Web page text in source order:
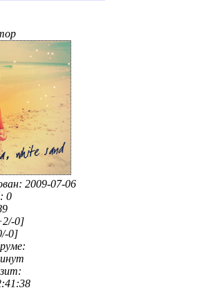
: 2009-07-06
0
0]
0]